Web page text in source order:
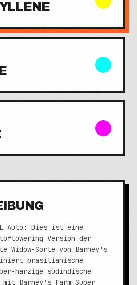
Auto: Dies ist eine
Version der
Widow-Sorte von Barney's
brasilianische
harzige südindische
Barney's Farm Super